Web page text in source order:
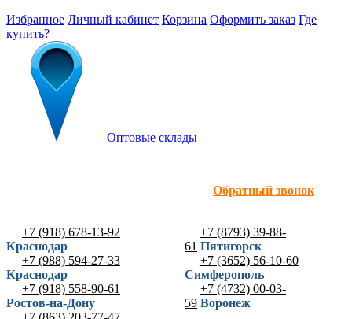
Избранное Личный кабинет Корзина Оформить заказ Где
купить?
Оптовые склады
Обратный звонок
+7 (918) 678-13-92
Краснодар
+7 (988) 594-27-33
Краснодар
+7 (918) 558-90-61
Ростов-на-Дону
+7 (8793) 39-88-
61 Пятигорск
+7 (3652) 56-10-60
Симферополь
+7 (4732) 00-03-
59 Воронеж